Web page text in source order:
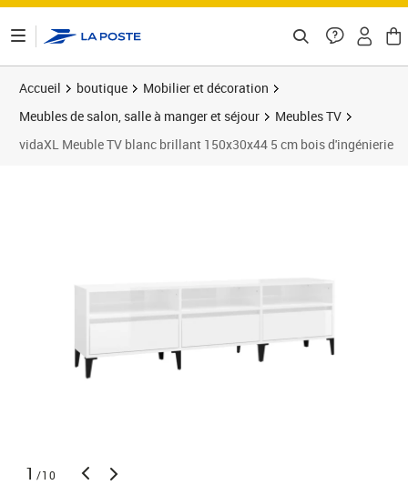
Accueil boutique
Mobilier et décoration
Meubles de salon, salle à manger et séjour
Meubles TV
vidaXL Meuble TV blanc brillant 150x30x44 5 cm bois d'ingénierie
1 /10